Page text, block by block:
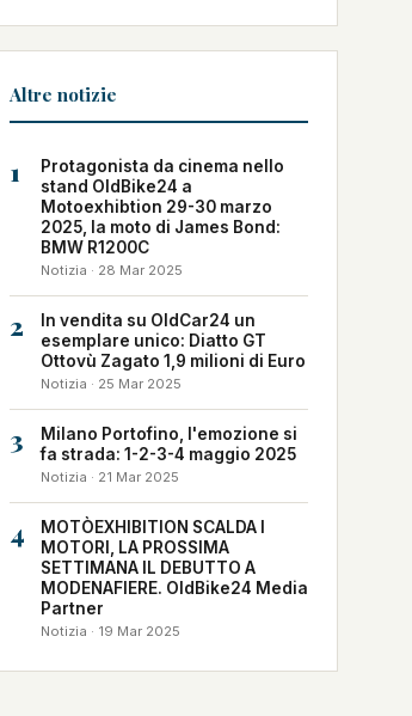
Altre notizie
1
Protagonista da cinema nello
stand OldBike24 a
Motoexhibtion 29-30 marzo
2025, la moto di James Bond:
BMW R1200C
Notizia · 28 Mar 2025
2
In vendita su OldCar24 un
esemplare unico: Diatto GT
Ottovù Zagato 1,9 milioni di Euro
Notizia · 25 Mar 2025
3
Milano Portofino, l'emozione si
fa strada: 1-2-3-4 maggio 2025
Notizia · 21 Mar 2025
4
MOTÒEXHIBITION SCALDA I
MOTORI, LA PROSSIMA
SETTIMANA IL DEBUTTO A
MODENAFIERE. OldBike24 Media
Partner
Notizia · 19 Mar 2025